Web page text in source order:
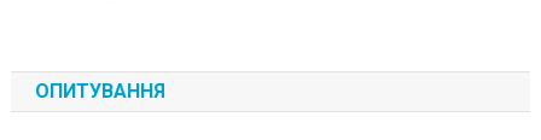
ОПИТУВАННЯ